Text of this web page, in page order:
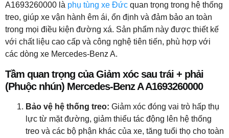
A1693260000 là phụ tùng xe Đức quan trọng trong hệ thống
treo, giúp xe vận hành êm ái, ổn định và đảm bảo an toàn
trong mọi điều kiện đường xá. Sản phẩm này được thiết kế
với chất liệu cao cấp và công nghệ tiên tiến, phù hợp với
các dòng xe Mercedes-Benz A.
Tầm quan trọng của Giảm xóc sau trái + phải
(Phuộc nhún) Mercedes-Benz A A1693260000
Bảo vệ hệ thống treo: Giảm xóc đóng vai trò hấp thụ
lực từ mặt đường, giảm thiểu tác động lên hệ thống
treo và các bộ phận khác của xe, tăng tuổi thọ cho toàn